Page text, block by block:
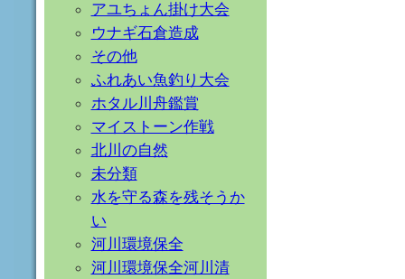
アユちょん掛け大会
ウナギ石倉造成
その他
ふれあい魚釣り大会
ホタル川舟鑑賞
マイストーン作戦
北川の自然
未分類
水を守る森を残そうか
い
河川環境保全
河川環境保全河川清